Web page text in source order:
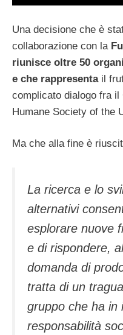
Una decisione che è
collaborazione con la
riunisce oltre 50
e che rappresenta il
complicato dialogo fra
Humane Society of the
Ma che alla fine è
La ricerca e lo
alternativi
esplorare nuove
e di rispondere,
domanda di
tratta di un
gruppo che ha in
responsabilità